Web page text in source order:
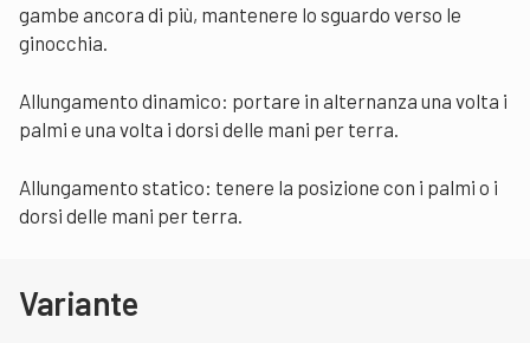
gambe ancora di più, mantenere lo sguardo verso le
ginocchia.
Allungamento dinamico: portare in alternanza una volta i
palmi e una volta i dorsi delle mani per terra.
Allungamento statico: tenere la posizione con i palmi o i
dorsi delle mani per terra.
Variante